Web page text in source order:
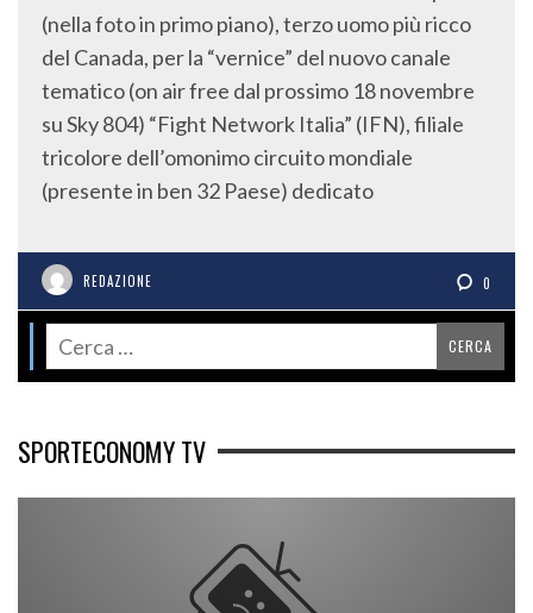
(nella foto in primo piano), terzo uomo più ricco
del Canada, per la “vernice” del nuovo canale
tematico (on air free dal prossimo 18 novembre
su Sky 804) “Fight Network Italia” (IFN), filiale
tricolore dell’omonimo circuito mondiale
(presente in ben 32 Paese) dedicato
REDAZIONE 0
SPORTECONOMY TV